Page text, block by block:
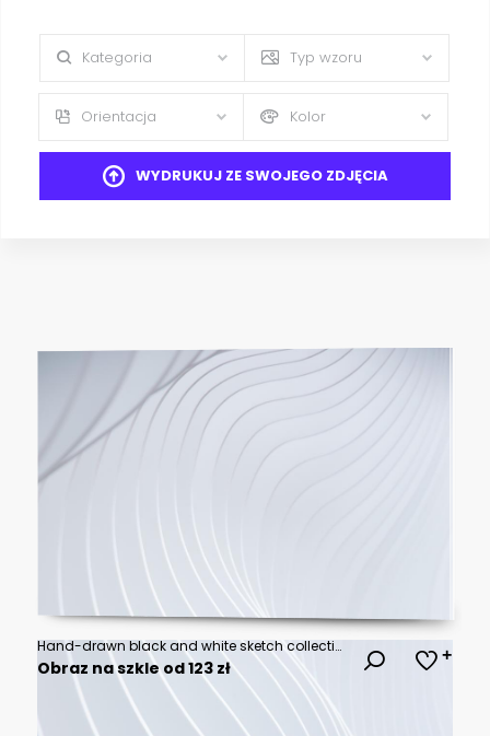
Kategoria Typ wzoru
Orientacja Kolor
WYDRUKUJ ZE SWOJEGO ZDJĘCIA
Hand-drawn black and white sketch collection of various outdoor adventure and camping elements
Obraz na szkle od 123 zł